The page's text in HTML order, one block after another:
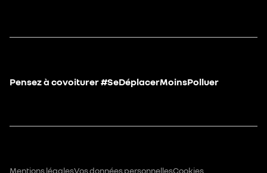
Pensez à covoiturer #SeDéplacerMoinsPolluer
Mentions légalesVos données personnellesCookies